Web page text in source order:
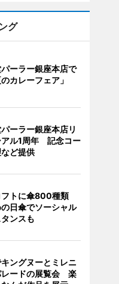
グ
ーラー銀座本店で
のカレーフェア」
ーラー銀座本店リ
アル1周年 記念コー
ど提供
フトに傘800種類
日傘でソーシャル
ンスも
ングヌーとミレニ
レードの展覧会 楽